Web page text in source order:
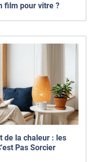
film pour vitre ?
de la chaleur : les
Pas Sorcier